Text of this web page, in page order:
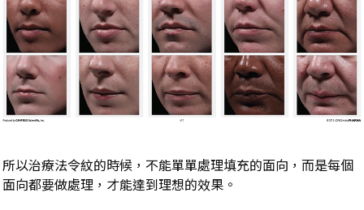
所以治療法令紋的時候，不能單單處理填充的面向，而是每個
面向都要做處理，才能達到理想的效果。